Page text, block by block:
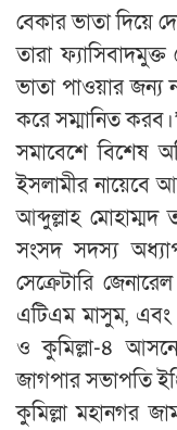
বেকার ভাতা দিয়ে
তারা
ভাতা পাওয়ার জন্য
করে সম্মানিত করব।’
সমাবেশে বিশেষ
ইসলামীর নায়েবে
আব্দুল্লাহ মোহাম্মদ
সংসদ সদস্য
সেক্রেটারি
এটিএম মাসুম, এবং
ও কুমিল্লা-৪
জাগপার সভাপতি
কুমিল্লা মহানগর